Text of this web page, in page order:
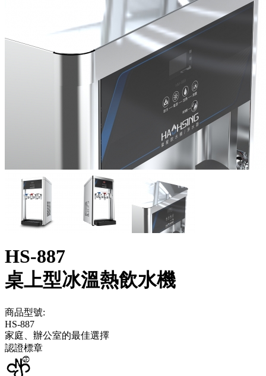
HS-887
桌上型冰溫熱飲水機
商品型號:
HS-887
家庭、辦公室的最佳選擇
認證標章